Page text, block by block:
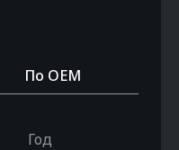
По OEM
Год